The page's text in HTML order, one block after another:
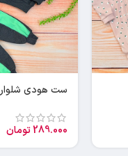
ست هودی شلوار
289.000تومان